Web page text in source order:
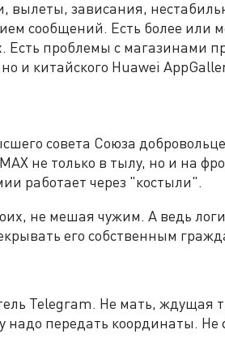
вылеты, зависания,
сообщений. Есть более или
Есть проблемы с магазинами
и китайского Huawei
совета Союза
не только в тылу, но и на
работает через "костыли".
не мешая чужим. А ведь
его собственным
Telegram. Не мать, ждущая
надо передать координаты. Не